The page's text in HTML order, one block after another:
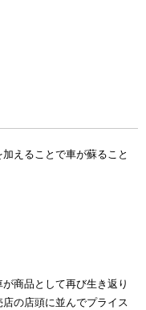
えることで車が蘇ること
商品として再び生き返り
の店頭に並んでプライス